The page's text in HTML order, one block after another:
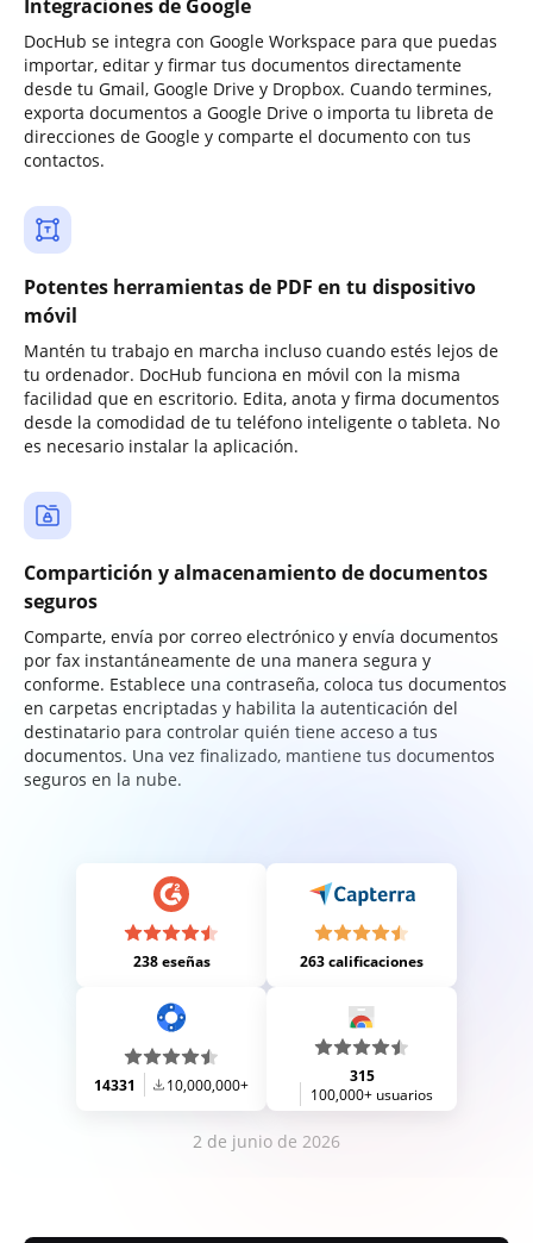
Integraciones de Google
DocHub se integra con Google Workspace para que puedas
importar, editar y firmar tus documentos directamente
desde tu Gmail, Google Drive y Dropbox. Cuando termines,
exporta documentos a Google Drive o importa tu libreta de
direcciones de Google y comparte el documento con tus
contactos.
Potentes herramientas de PDF en tu dispositivo
móvil
Mantén tu trabajo en marcha incluso cuando estés lejos de
tu ordenador. DocHub funciona en móvil con la misma
facilidad que en escritorio. Edita, anota y firma documentos
desde la comodidad de tu teléfono inteligente o tableta. No
es necesario instalar la aplicación.
Compartición y almacenamiento de documentos
seguros
Comparte, envía por correo electrónico y envía documentos
por fax instantáneamente de una manera segura y
conforme. Establece una contraseña, coloca tus documentos
en carpetas encriptadas y habilita la autenticación del
destinatario para controlar quién tiene acceso a tus
documentos. Una vez finalizado, mantiene tus documentos
seguros en la nube.
238 eseñas 263 calificaciones
14331 10,000,000+
315
100,000+ usuarios
2 de junio de 2026